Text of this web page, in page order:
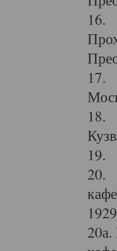
16.
17.
18.
19.
20.